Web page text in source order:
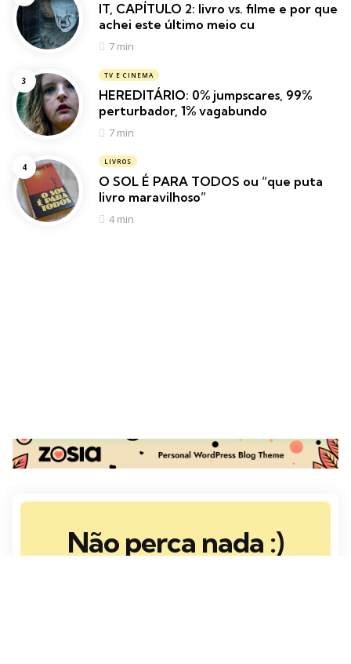
IT, CAPÍTULO 2: livro vs. filme e por que
achei este último meio cu
7 min
TV E CINEMA
HEREDITÁRIO: 0% jumpscares, 99%
perturbador, 1% vagabundo
7 min
LIVROS
O SOL É PARA TODOS ou “que puta
livro maravilhoso”
4 min
Não perca nada :)